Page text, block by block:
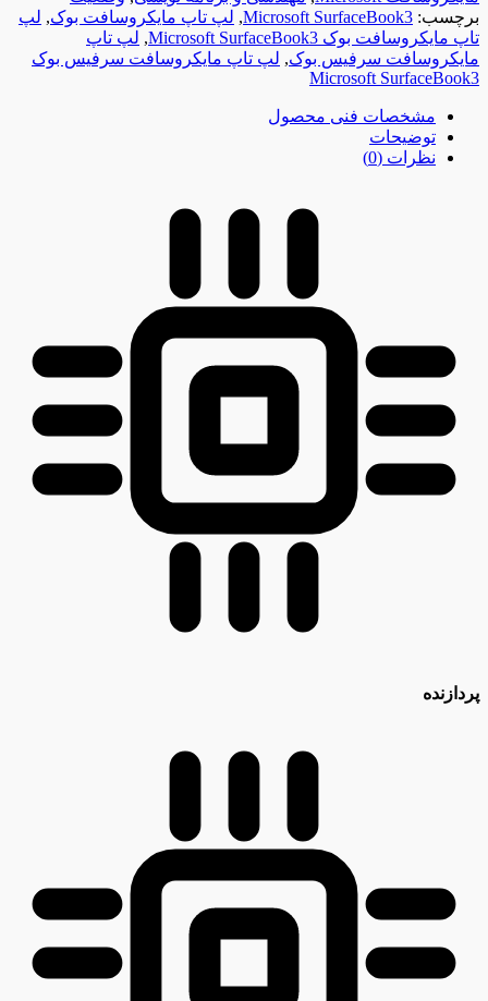
برچسب: Microsoft SurfaceBook3
, لپ تاپ مایکروسافت بوک, لپ
تاپ مایکروسافت بوک Microsoft SurfaceBook3
, لپ تاپ
مایکروسافت سرفیس بوک, لپ تاپ مایکروسافت سرفیس بوک
Microsoft SurfaceBook3
مشخصات فنی محصول
توضیحات
نظرات (0)
پردازنده